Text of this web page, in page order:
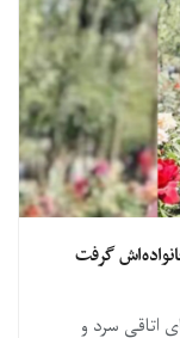
گرفت
اتاقی سرد و